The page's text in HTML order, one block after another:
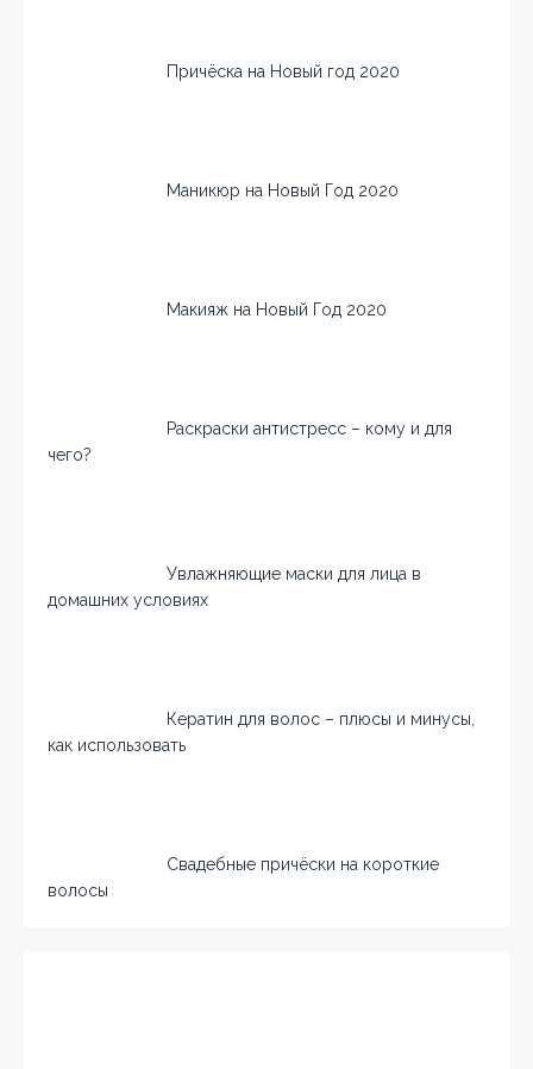
Причёска на Новый год 2020
Маникюр на Новый Год 2020
Макияж на Новый Год 2020
Раскраски антистресс – кому и для
чего?
Увлажняющие маски для лица в
домашних условиях
Кератин для волос – плюсы и минусы,
как использовать
Свадебные причёски на короткие
волосы